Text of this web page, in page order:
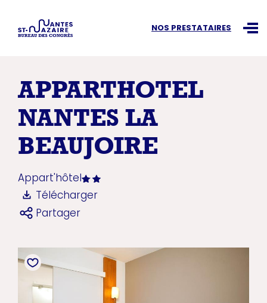
NOS PRESTATAIRES
APPARTHOTEL
NANTES LA
BEAUJOIRE
Appart'hôtel
Télécharger
Partager